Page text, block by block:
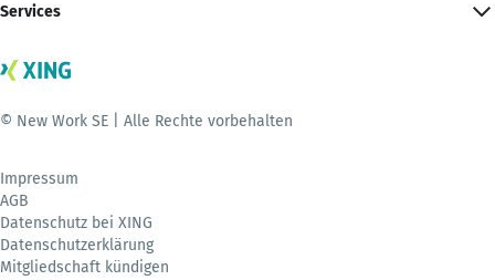
Services
© New Work SE | Alle Rechte vorbehalten
Impressum
AGB
Datenschutz bei XING
Datenschutzerklärung
Mitgliedschaft kündigen